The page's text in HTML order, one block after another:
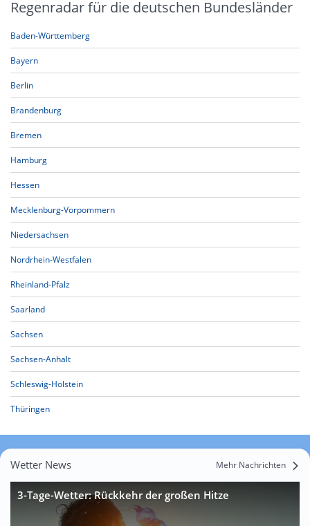
Regenradar für die deutschen Bundesländer
Baden-Württemberg
Bayern
Berlin
Brandenburg
Bremen
Hamburg
Hessen
Mecklenburg-Vorpommern
Niedersachsen
Nordrhein-Westfalen
Rheinland-Pfalz
Saarland
Sachsen
Sachsen-Anhalt
Schleswig-Holstein
Thüringen
Wetter News Mehr Nachrichten
3-Tage-Wetter: Rückkehr der großen Hitze